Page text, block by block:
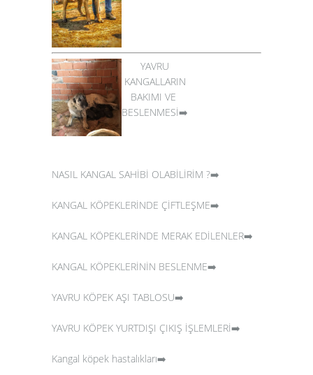
YAVRU
KANGALLARIN
BAKIMI VE
BESLENMESİ➡️
NASIL KANGAL SAHİBİ OLABİLİRİM ?➡️
KANGAL KÖPEKLERİNDE ÇİFTLEŞME➡️
KANGAL KÖPEKLERİNDE MERAK EDİLENLER➡️
KANGAL KÖPEKLERİNİN BESLENME➡️
YAVRU KÖPEK AŞI TABLOSU➡️
YAVRU KÖPEK YURTDIŞI ÇIKIŞ İŞLEMLERİ➡️
Kangal köpek hastalıkları➡️